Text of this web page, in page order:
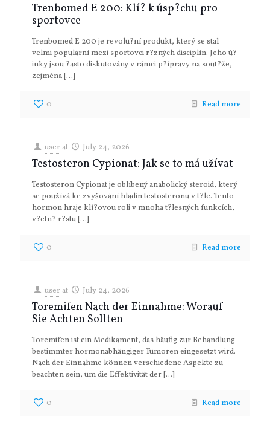
Trenbomed E 200: Klí? k úsp?chu pro
sportovce
Trenbomed E 200 je revolu?ní produkt, který se stal
velmi populární mezi sportovci r?zných disciplín. Jeho ú?
inky jsou ?asto diskutovány v rámci p?ípravy na sout?že,
zejména[…]
0 Read more
user at July 24, 2026
Testosteron Cypionat: Jak se to má užívat
Testosteron Cypionat je oblíbený anabolický steroid, který
se používá ke zvyšování hladin testosteronu v t?le. Tento
hormon hraje klí?ovou roli v mnoha t?lesných funkcích,
v?etn? r?stu[…]
0 Read more
user at July 24, 2026
Toremifen Nach der Einnahme: Worauf
Sie Achten Sollten
Toremifen ist ein Medikament, das häufig zur Behandlung
bestimmter hormonabhängiger Tumoren eingesetzt wird.
Nach der Einnahme können verschiedene Aspekte zu
beachten sein, um die Effektivität der[…]
0 Read more